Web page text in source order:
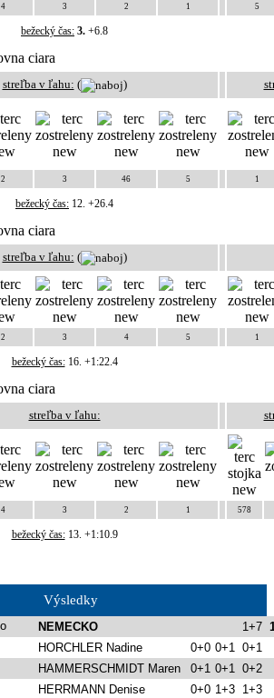
4 3 2 1 5
bežecký čas: 3. +6.8
streľba v ľahu: ( )
2 3 46 5 1
bežecký čas: 12. +26.4
streľba v ľahu: ( )
2 3 4 5 1
bežecký čas:16. +1:22.4
streľba v ľahu:
4 3 2 1 578
bežecký čas:13. +1:10.9
Výsledky
NEMECKO 1+7
HORCHLER Nadine
0+0 0+1
0+1
HAMMERSCHMIDT Maren
0+1 0+1
0+2
HERRMANN Denise
0+0 1+3
1+3